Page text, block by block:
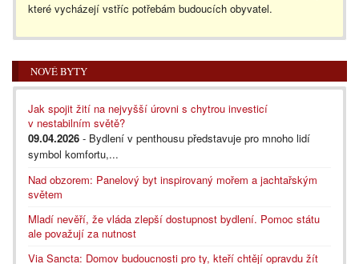
které vycházejí vstříc potřebám budoucích obyvatel.
NOVÉ BYTY
Jak spojit žití na nejvyšší úrovni s chytrou investicí
v nestabilním světě?
09.04.2026 - Bydlení v penthousu představuje pro mnoho lidí
symbol komfortu,...
Nad obzorem: Panelový byt inspirovaný mořem a jachtařským
světem
Mladí nevěří, že vláda zlepší dostupnost bydlení. Pomoc státu
ale považují za nutnost
Via Sancta: Domov budoucnosti pro ty, kteří chtějí opravdu žít